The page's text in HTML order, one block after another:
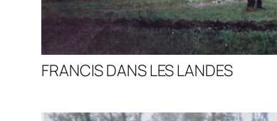
FRANCIS DANS LES LANDES